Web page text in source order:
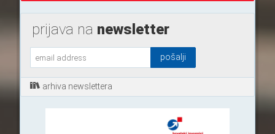
prijava na newsletter
arhiva newslettera